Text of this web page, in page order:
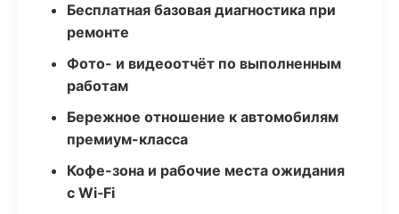
Бесплатная базовая диагностика при
ремонте
Фото- и видеоотчёт по выполненным
работам
Бережное отношение к автомобилям
премиум-класса
Кофе-зона и рабочие места ожидания
с Wi‑Fi